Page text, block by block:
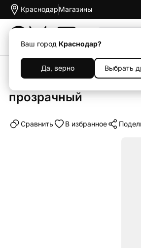
Краснодар
Ваш город Краснодар?
Да, верно Выбрать
Магазины
Каталог Аксессуары
Клип-кейс
прозрачный
Cравнить В избранное